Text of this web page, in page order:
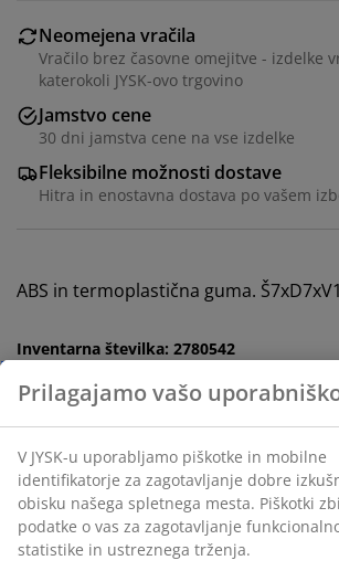
Neomejena vračila
Vračilo brez časovne omejitve - izdelke
katerokoli JYSK-ovo trgovino
Jamstvo cene
30 dni jamstva cene na vse izdelke
Fleksibilne možnosti dostave
Hitra in enostavna dostava po vašem
ABS in termoplastična guma.
Inventarna številka: 2780542
Podatki o izdelku
Ocene
Prilagajamo vašo uporabniško